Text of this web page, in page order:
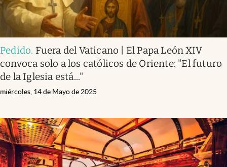
Pedido. Fuera del Vaticano | El Papa León XIV
convoca solo a los católicos de Oriente: "El futuro
de la Iglesia está..."
miércoles, 14 de Mayo de 2025